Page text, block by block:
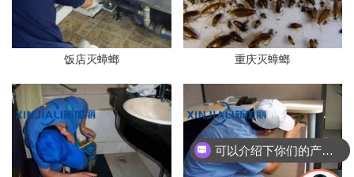
饭店灭蟑螂 重庆灭蟑螂
可以介绍下你们的产品么